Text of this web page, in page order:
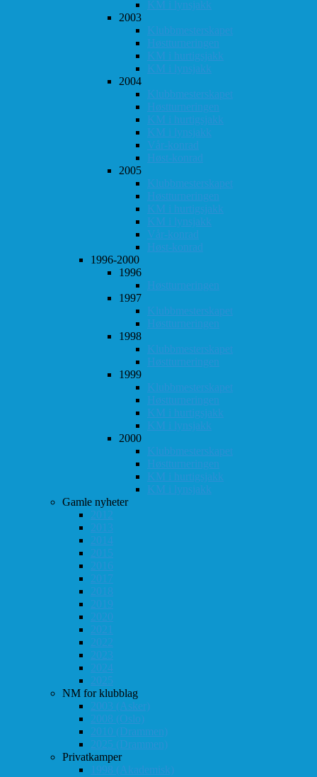
KM i lynsjakk
2003
Klubbmesterskapet
Høstturneringen
KM i hurtigsjakk
KM i lynsjakk
2004
Klubbmesterskapet
Høstturneringen
KM i hurtigsjakk
KM i lynsjakk
Vår-konrad
Høst-konrad
2005
Klubbmesterskapet
Høstturneringen
KM i hurtigsjakk
KM i lynsjakk
Vår-konrad
Høst-konrad
1996-2000
1996
Høstturneringen
1997
Klubbmesterskapet
Høstturneringen
1998
Klubbmesterskapet
Høstturneringen
1999
Klubbmesterskapet
Høstturneringen
KM i hurtigsjakk
KM i lynsjakk
2000
Klubbmesterskapet
Høstturneringen
KM i hurtigsjakk
KM i lynsjakk
Gamle nyheter
2012
2013
2014
2015
2016
2017
2018
2019
2020
2021
2022
2023
2024
2025
NM for klubblag
2003 (Asker)
2008 (Oslo)
2010 (Drammen)
2025 (Drammen)
Privatkamper
1998 (Akademisk)